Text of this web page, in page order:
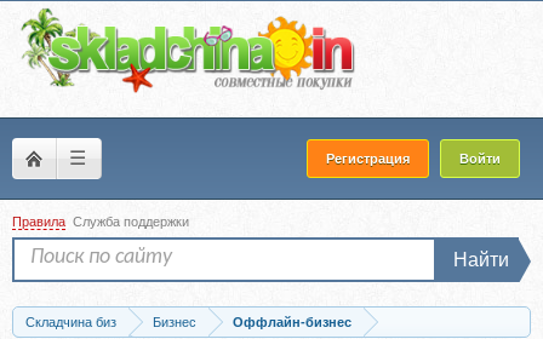
☰ Регистрация Войти
Правила Служба поддержки
Найти
Складчина биз Бизнес
Оффлайн-бизнес